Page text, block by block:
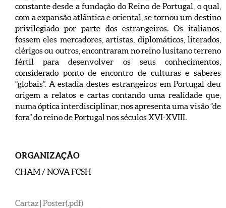
constante desde a fundação do Reino de Portugal, o qual,
com a expansão atlântica e oriental, se tornou um destino
privilegiado por parte dos estrangeiros. Os italianos,
fossem eles mercadores, artistas, diplomáticos, literados,
clérigos ou outros, encontraram no reino lusitano terreno
fértil para desenvolver os seus conhecimentos,
considerado ponto de encontro de culturas e saberes
“globais”. A estadia destes estrangeiros em Portugal deu
origem a relatos e cartas contando uma realidade que,
numa óptica interdisciplinar, nos apresenta uma visão “de
fora” do reino de Portugal nos séculos XVI-XVIII.
ORGANIZAÇÃO
CHAM / NOVA FCSH
Cartaz | Poster(.pdf)